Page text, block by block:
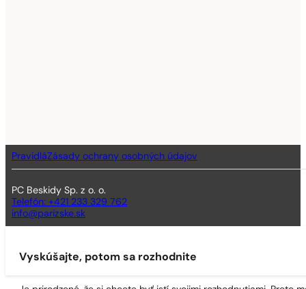
PravidláZásady ochrany osobných údajov
PC Beskidy Sp. z o. o.
Telefón: +421 233 329 762
info@parizske.sk
Vyskúšajte, potom sa rozhodnite